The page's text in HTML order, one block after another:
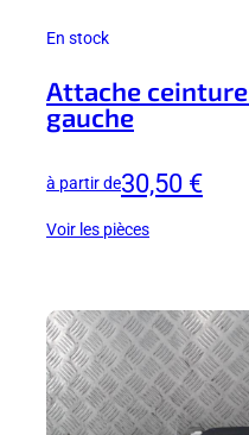
En stock
Attache
gauche
à partir de30,50 €
Voir les pièces